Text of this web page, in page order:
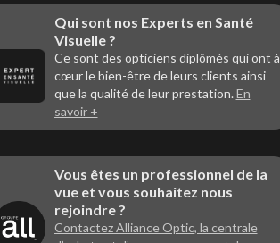
Qui sont nos Experts en Santé
Visuelle ?
Ce sont des opticiens diplômés qui ont à
cœur le bien-être de leurs clients ainsi
que la qualité de leur prestation. En
savoir +
Vous êtes un professionnel de la
vue et vous souhaitez nous
rejoindre ?
Contactez Alliance Optic, la centrale